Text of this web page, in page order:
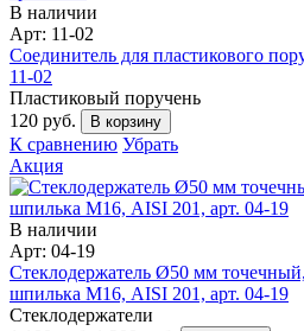
В наличии
Арт: 11-02
Соединитель для пластикового
11-02
Пластиковый поручень
120 руб.
В корзину
К сравнению Убрать
Акция
В наличии
Арт: 04-19
Стеклодержатель Ø50 мм
шпилька М16, AISI 201, арт. 04-19
Стеклодержатели